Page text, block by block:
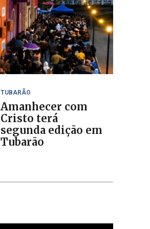
TUBARÃO
Amanhecer com
Cristo terá
segunda edição em
Tubarão